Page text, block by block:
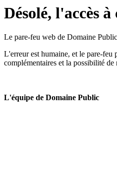
Désolé, l'accès
Le pare-feu web de Domaine
L'erreur est humaine, et le pare-feu
complémentaires et la possibilité
L'équipe de Domaine Public